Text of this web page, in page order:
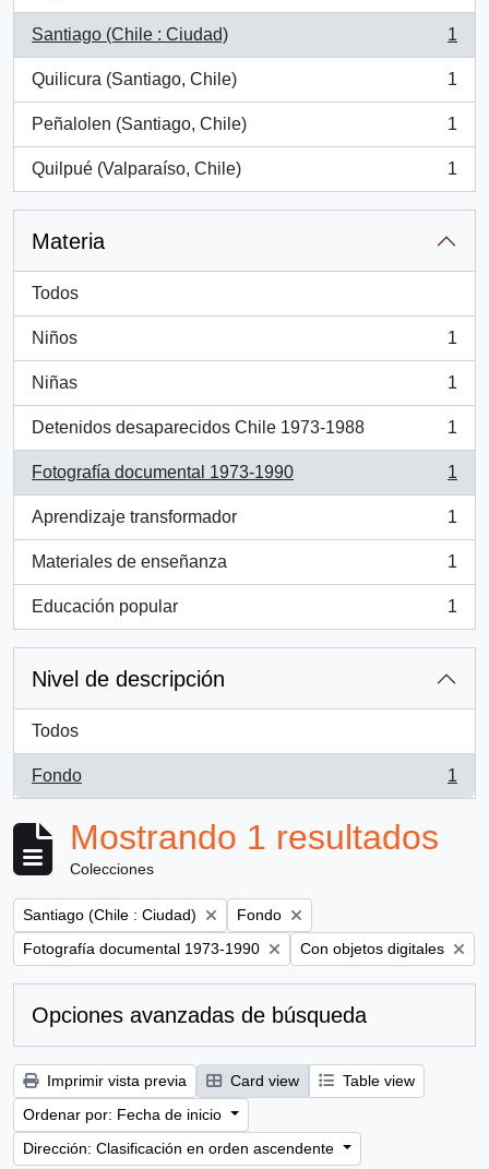
Santiago (Chile : Ciudad)
, 1 resultados
1
Quilicura (Santiago, Chile)
, 1 resultados
1
Peñalolen (Santiago, Chile)
, 1 resultados
1
Quilpué (Valparaíso, Chile)
, 1 resultados
1
Materia
Todos
Niños
, 1 resultados
1
Niñas
, 1 resultados
1
Detenidos desaparecidos Chile 1973-1988
, 1 resultados
1
Fotografía documental 1973-1990
, 1 resultados
1
Aprendizaje transformador
, 1 resultados
1
Materiales de enseñanza
, 1 resultados
1
Educación popular
, 1 resultados
1
Nivel de descripción
Todos
Fondo
, 1 resultados
1
Mostrando 1 resultados
Colecciones
Remove filter:
Santiago (Chile : Ciudad) Remove filter:
Fondo
Remove filter:
Fotografía documental 1973-1990 Remove filter:
Con objetos digitales
Opciones avanzadas de búsqueda
Imprimir vista previa Card view
Table view
Ordenar por: Fecha de inicio
Dirección: Clasificación en orden ascendente